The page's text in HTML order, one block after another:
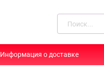
Информация о доставке